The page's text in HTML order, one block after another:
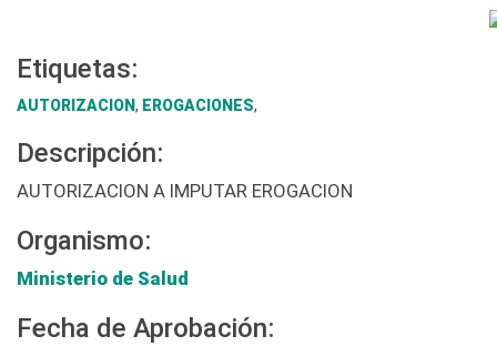
Etiquetas:
AUTORIZACION, EROGACIONES,
Descripción:
AUTORIZACION A IMPUTAR EROGACION
Organismo:
Ministerio de Salud
Fecha de Aprobación: